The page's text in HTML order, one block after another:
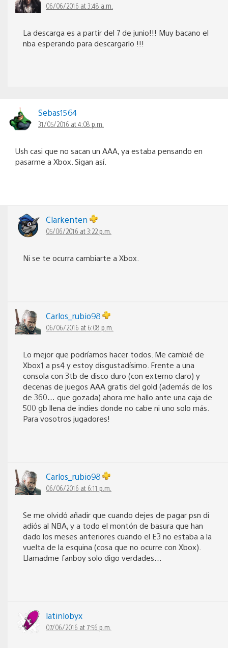
06/06/2016 at 3:48 a.m.
La descarga es a partir del 7 de junio!!! Muy bacano el
nba esperando para descargarlo !!!
Sebas1564
31/05/2016 at 4:08 p.m.
Ush casi que no sacan un AAA, ya estaba pensando en
pasarme a Xbox. Sigan así.
Clarkenten
05/06/2016 at 3:22 p.m.
Ni se te ocurra cambiarte a Xbox.
Carlos_rubio98
06/06/2016 at 6:08 p.m.
Lo mejor que podríamos hacer todos. Me cambié de
Xbox1 a ps4 y estoy disgustadísimo. Frente a una
consola con 3tb de disco duro (con externo claro) y
decenas de juegos AAA gratis del gold (además de los
de 360… que gozada) ahora me hallo ante una caja de
500 gb llena de indies donde no cabe ni uno solo más.
Para vosotros jugadores!
Carlos_rubio98
06/06/2016 at 6:11 p.m.
Se me olvidó añadir que cuando dejes de pagar psn di
adiós al NBA, y a todo el montón de basura que han
dado los meses anteriores cuando el E3 no estaba a la
vuelta de la esquina (cosa que no ocurre con Xbox).
Llamadme fanboy solo digo verdades…
latinlobyx
07/06/2016 at 7:56 p.m.